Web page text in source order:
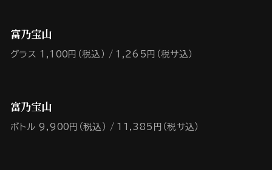
富乃宝山
グラス 1,100円（税込） 1,265円（税サ込）
富乃宝山
ボトル 9,900円（税込） 11,385円（税サ込）